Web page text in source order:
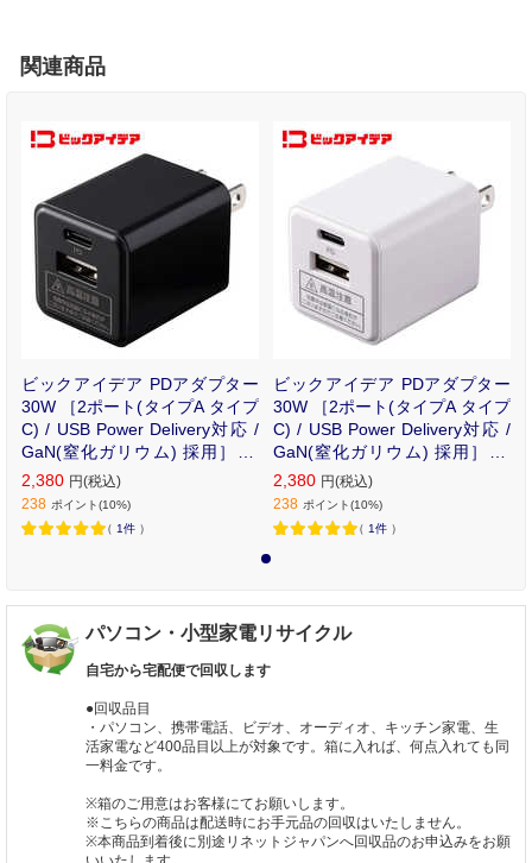
関連商品
ビックアイデア PDアダプター
30W ［2ポート(タイプA タイプ
C) / USB Power Delivery対応 /
GaN(窒化ガリウム) 採用］ ブ
ラック BIT-ACPD302AK
2,380 円(税込)
238 ポイント(10%)
（ 1件 ）
ビックアイデア PDアダプター
30W ［2ポート(タイプA タイプ
C) / USB Power Delivery対応 /
GaN(窒化ガリウム) 採用］ ホ
ワイト BIT-ACPD302AW
2,380 円(税込)
238 ポイント(10%)
（ 1件 ）
パソコン・小型家電リサイクル
自宅から宅配便で回収します
●回収品目
・パソコン、携帯電話、ビデオ、オーディオ、キッチン家電、生
活家電など400品目以上が対象です。箱に入れば、何点入れても同
一料金です。
※箱のご用意はお客様にてお願いします。
※こちらの商品は配送時にお手元品の回収はいたしません。
※本商品到着後に別途リネットジャパンへ回収品のお申込みをお願